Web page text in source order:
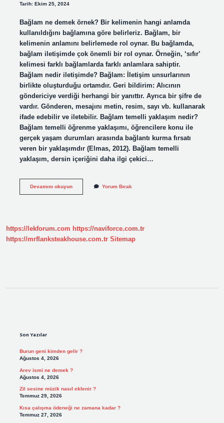
Tarih: Ekim 25, 2024
Bağlam ne demek örnek? Bir kelimenin hangi anlamda
kullanıldığını bağlamına göre belirleriz. Bağlam, bir
kelimenin anlamını belirlemede rol oynar. Bu bağlamda,
bağlam iletişimde çok önemli bir rol oynar. Örneğin, ‘sıfır’
kelimesi farklı bağlamlarda farklı anlamlara sahiptir.
Bağlam nedir iletişimde? Bağlam: İletişim unsurlarının
birlikte oluşturduğu ortamdır. Geri bildirim: Alıcının
göndericiye verdiği herhangi bir yanıttır. Ayrıca bir şifre de
vardır. Gönderen, mesajını metin, resim, sayı vb. kullanarak
ifade edebilir ve iletebilir. Bağlam temelli yaklaşım nedir?
Bağlam temelli öğrenme yaklaşımı, öğrencilere konu ile
gerçek yaşam durumları arasında bağlantı kurma fırsatı
veren bir yaklaşımdır (Elmas, 2012). Bağlam temelli
yaklaşım, dersin içeriğini daha ilgi çekici…
Devamını okuyunBağlam
Yorum Bırak
https://lekforum.com https://naviforce.com.tr
https://mrflanksteakhouse.com.tr Sitemap
Son Yazılar
Burun geni kimden gelir ?
Ağustos 4, 2026
Arev ismi ne demek ?
Ağustos 4, 2026
Zil sesine müzik nasıl eklenir ?
Temmuz 29, 2026
Kısa çalışma ödeneği ne zamana kadar ?
Temmuz 27, 2026